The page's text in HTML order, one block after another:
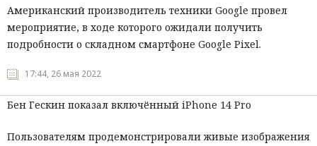
Американский производитель техники Google провел
мероприятие, в ходе которого ожидали получить
подробности о складном смартфоне Google Pixel.
17:44, 26 мая 2022
Бен Гескин показал включённый iPhone 14 Pro
Пользователям продемонстрировали живые изображения